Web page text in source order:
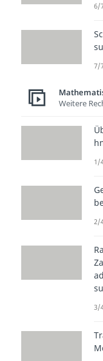
6/
7/
Weitere
1/
2/
3/